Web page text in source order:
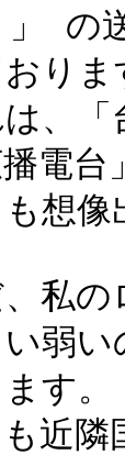
」 の
りま
は、
電
想像
私の
い弱
す。
近隣